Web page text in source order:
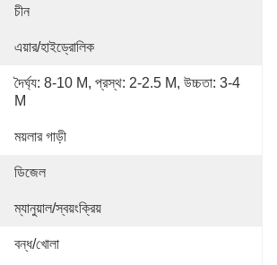
চীন
এয়ার/হাইড্রোলিক
দৈর্ঘ্য: 8-10 M, প্রস্থ: 2-2.5 M, উচ্চতা: 3-4
M
ময়লার গাড়ী
ডিজেল
ম্যানুয়াল/স্বয়ংক্রিয়
বন্ধ/খোলা